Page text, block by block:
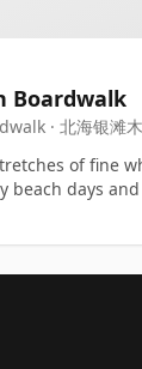
Boardwalk
· 北海银滩
of fine
days